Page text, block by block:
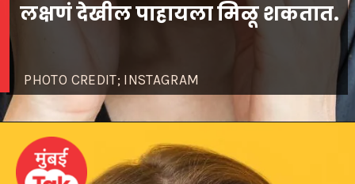
PHOTO CREDIT; INSTAGRAM